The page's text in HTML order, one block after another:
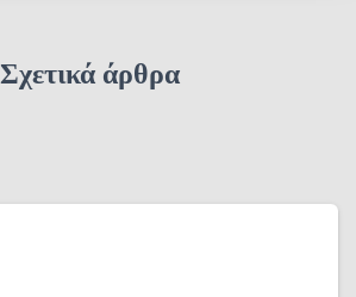
Σχετικά άρθρα